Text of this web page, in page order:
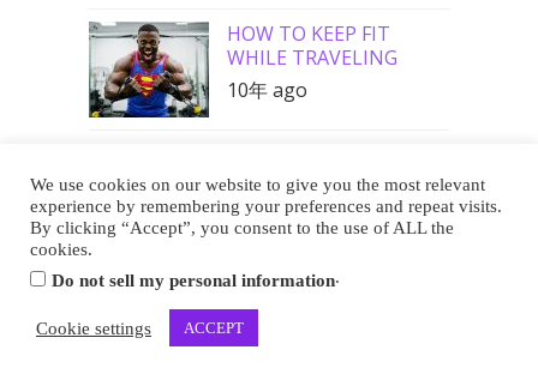
HOW TO KEEP FIT
WHILE TRAVELING
10年 ago
Buy Me a Coffee
Copyright 2013-2026 EUREKA CAFE
We use cookies on our website to give you the most relevant
experience by remembering your preferences and repeat visits.
By clicking “Accept”, you consent to the use of ALL the
cookies.
Do not sell my personal information.
Cookie settings ACCEPT